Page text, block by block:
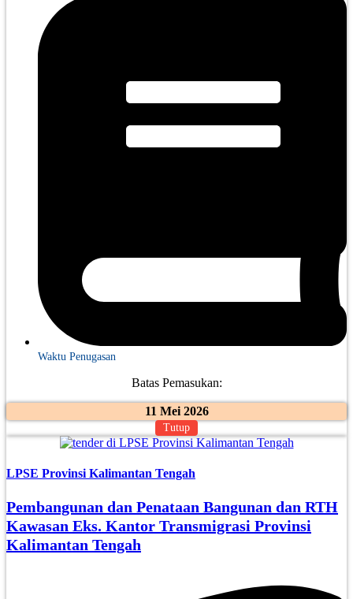
Waktu Penugasan
Batas Pemasukan:
11 Mei 2026
Tutup
LPSE Provinsi Kalimantan Tengah
Pembangunan dan Penataan Bangunan dan RTH
Kawasan Eks. Kantor Transmigrasi Provinsi
Kalimantan Tengah